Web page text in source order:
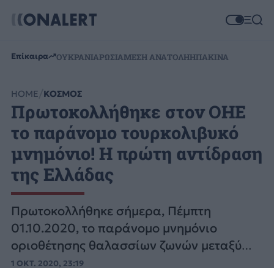
Επίκαιρα ΟΥΚΡΑΝΙΑΡΩΣΙΑΜΕΣΗ ΑΝΑΤΟΛΗΗΠΑΚΙΝΑ
HOME ΚΟΣΜΟΣ
Πρωτοκολλήθηκε στον ΟΗΕ
το παράνομο τουρκολιβυκό
μνημόνιο! Η πρώτη αντίδραση
της Ελλάδας
Πρωτοκολλήθηκε σήμερα, Πέμπτη
01.10.2020, το παράνομο μνημόνιο
οριοθέτησης θαλασσίων ζωνών μεταξύ
της Τουρκίας και της Κυβέρνησης της
1 ΟΚΤ. 2020, 23:19